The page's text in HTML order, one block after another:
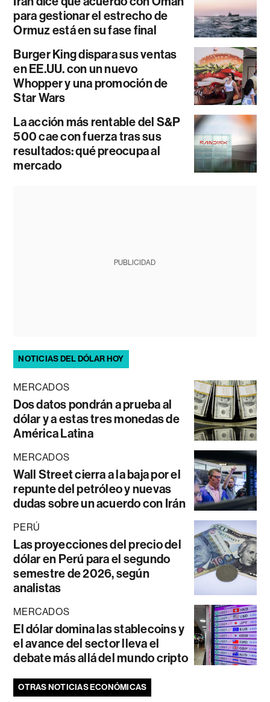
para gestionar el estrecho de
Ormuz está en su fase final
Burger King dispara sus ventas
en EE.UU. con un nuevo
Whopper y una promoción de
Star Wars
La acción más rentable del S&P
500 cae con fuerza tras sus
resultados: qué preocupa al
mercado
PUBLICIDAD
NOTICIAS DEL DÓLAR HOY
MERCADOS
Dos datos pondrán a prueba al
dólar y a estas tres monedas de
América Latina
MERCADOS
Wall Street cierra a la baja por el
repunte del petróleo y nuevas
dudas sobre un acuerdo con Irán
PERÚ
Las proyecciones del precio del
dólar en Perú para el segundo
semestre de 2026, según
analistas
MERCADOS
El dólar domina las stablecoins y
el avance del sector lleva el
debate más allá del mundo cripto
OTRAS NOTICIAS ECONÓMICAS